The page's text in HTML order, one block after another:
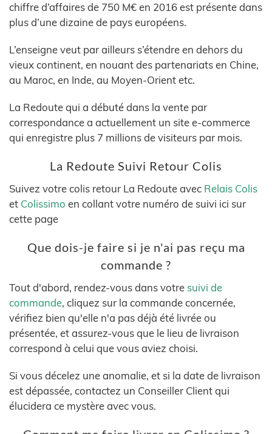
chiffre d’affaires de 750 M€ en 2016 est présente dans
plus d’une dizaine de pays européens.
L’enseigne veut par ailleurs s’étendre en dehors du
vieux continent, en nouant des partenariats en Chine,
au Maroc, en Inde, au Moyen-Orient etc.
La Redoute qui a débuté dans la vente par
correspondance a actuellement un site e-commerce
qui enregistre plus 7 millions de visiteurs par mois.
La Redoute Suivi Retour Colis
Suivez votre colis retour La Redoute avec Relais Colis
et Colissimo en collant votre numéro de suivi ici sur
cette page
Que dois-je faire si je n'ai pas reçu ma
commande ?
Tout d'abord, rendez-vous dans votre suivi de
commande, cliquez sur la commande concernée,
vérifiez bien qu'elle n'a pas déjà été livrée ou
présentée, et assurez-vous que le lieu de livraison
correspond à celui que vous aviez choisi.
Si vous décelez une anomalie, et si la date de livraison
est dépassée, contactez un Conseiller Client qui
élucidera ce mystère avec vous.